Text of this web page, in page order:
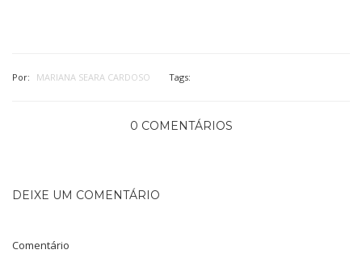
Por: MARIANA SEARA CARDOSO Tags:
0 COMENTÁRIOS
DEIXE UM COMENTÁRIO
Comentário